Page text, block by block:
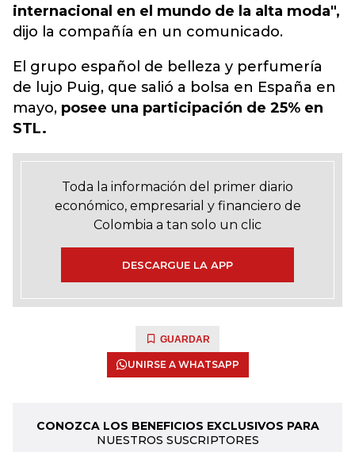
internacional en el mundo de la alta moda",
dijo la compañía en un comunicado.
El grupo español de belleza y perfumería
de lujo Puig, que salió a bolsa en España en
mayo, posee una participación de 25% en
STL.
Toda la información del primer diario
económico, empresarial y financiero de
Colombia a tan solo un clic
DESCARGUE LA APP
GUARDAR
UNIRSE A WHATSAPP
CONOZCA LOS BENEFICIOS EXCLUSIVOS PARA
NUESTROS SUSCRIPTORES